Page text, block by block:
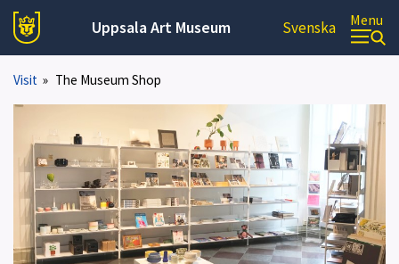
Uppsala Art Museum Svenska Menu
Visit » The Museum Shop